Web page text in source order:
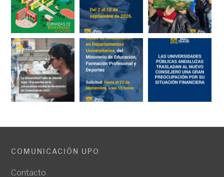
COMUNICACIÓN UPO
Contacto